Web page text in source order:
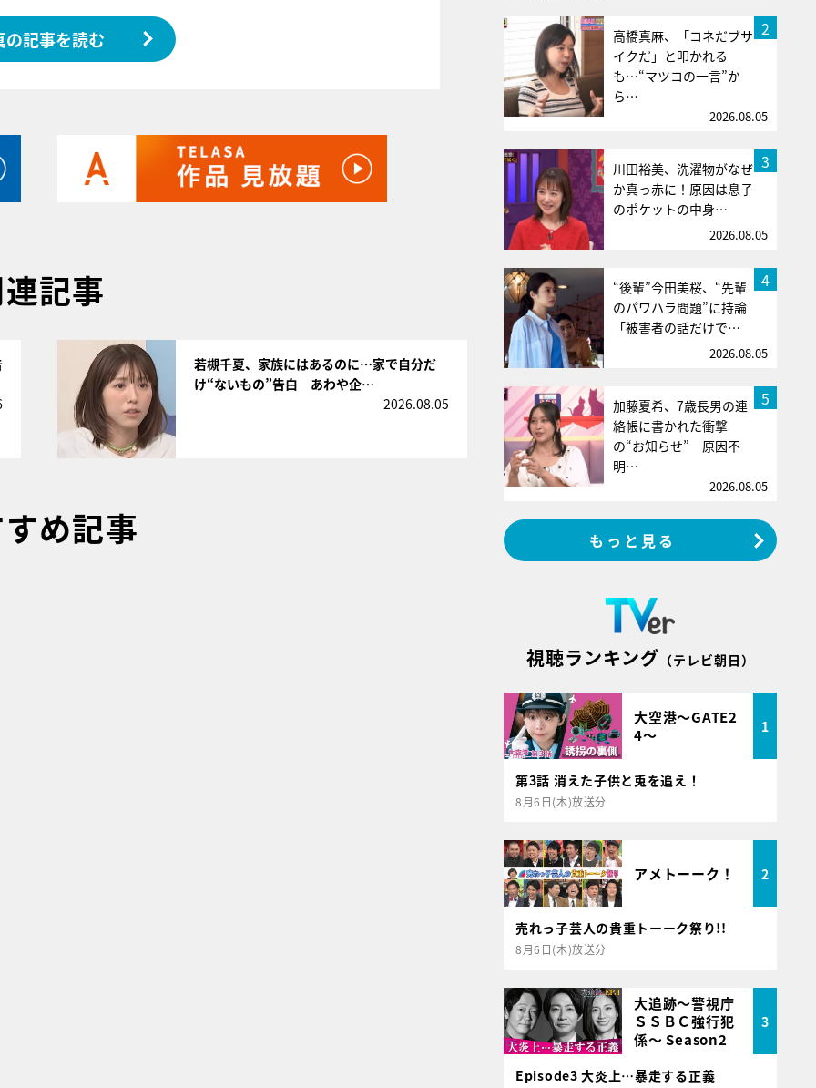
の記事を読む
記事
若槻千夏、家族にはあるのに…家で自分だ
け“ないもの”告白 あわや企…
2026.08.05
め記事
2
高橋真麻、「コネだブサ
イクだ」と叩かれる
も…“マツコの一言”か
ら…
2026.08.05
3
川田裕美、洗濯物がなぜ
か真っ赤に！原因は息子
のポケットの中身…
2026.08.05
4
“後輩”今田美桜、“先輩
のパワハラ問題”に持論
「被害者の話だけで…
2026.08.05
5
加藤夏希、7歳長男の連
絡帳に書かれた衝撃
の“お知らせ” 原因不
明…
2026.08.05
もっと見る
視聴ランキング （テレビ朝日）
大空港～GATE2
4～
1
第3話 消えた子供と兎を追え！
8月6日(木)放送分
アメトーーク！ 2
売れっ子芸人の貴重トーーク祭り!!
8月6日(木)放送分
大追跡～警視庁
ＳＳＢＣ強行犯
係～ Season2
3
Episode3 大炎上…暴走する正義